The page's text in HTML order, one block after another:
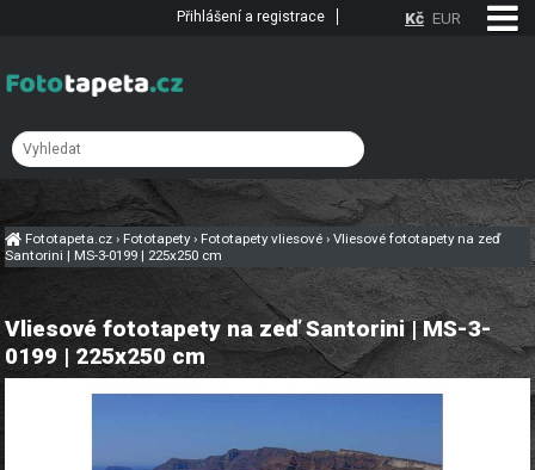
Fototapeta.cz› Fototapety› Fototapety vliesové ›Vliesové fototapety na zeď
Santorini | MS-3-0199 | 225x250 cm
Vliesové fototapety na zeď Santorini | MS-3-
0199 | 225x250 cm
Kč EUR
Přihlášení a registrace